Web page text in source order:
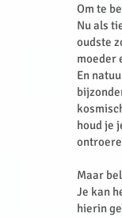
Om te
Nu als
oudste
moeder
En
houd je
Maar
Je kan
hierin